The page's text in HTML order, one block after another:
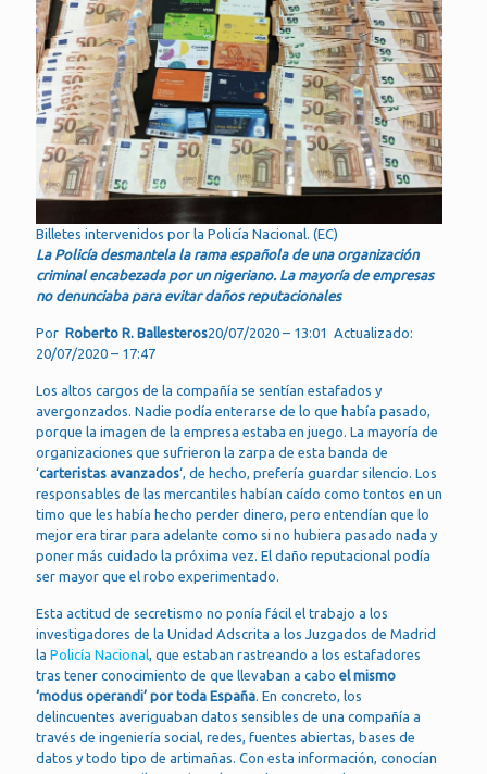
Billetes intervenidos por la Policía Nacional. (EC)
La Policía desmantela la rama española de una organización
criminal encabezada por un nigeriano. La mayoría de empresas
no denunciaba para evitar daños reputacionales
Por Roberto R. Ballesteros20/07/2020 – 13:01 Actualizado:
20/07/2020 – 17:47
Los altos cargos de la compañía se sentían estafados y
avergonzados. Nadie podía enterarse de lo que había pasado,
porque la imagen de la empresa estaba en juego. La mayoría de
organizaciones que sufrieron la zarpa de esta banda de
‘carteristas avanzados‘, de hecho, prefería guardar silencio. Los
responsables de las mercantiles habían caído como tontos en un
timo que les había hecho perder dinero, pero entendían que lo
mejor era tirar para adelante como si no hubiera pasado nada y
poner más cuidado la próxima vez. El daño reputacional podía
ser mayor que el robo experimentado.
Esta actitud de secretismo no ponía fácil el trabajo a los
investigadores de la Unidad Adscrita a los Juzgados de Madrid
la Policía Nacional, que estaban rastreando a los estafadores
tras tener conocimiento de que llevaban a cabo el mismo
‘modus operandi’ por toda España. En concreto, los
delincuentes averiguaban datos sensibles de una compañía a
través de ingeniería social, redes, fuentes abiertas, bases de
datos y todo tipo de artimañas. Con esta información, conocían